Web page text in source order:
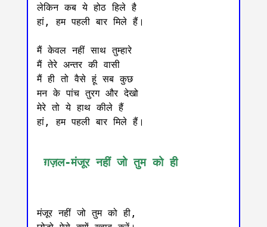
लेकिन कब ये होठ हिले है
हां, हम पहली ‌बार मिले हैं।
मैं केवल नहीं साथ तुम्हारे
मैं तेरे अन्तर की वासी
मैं ही तो वैसे हूं सब कुछ
मन के पांच तुरग और देखो
मेरे तो ये हाथ कीले हैं
हां, हम पहली ‌बार मिले हैं।
ग़ज़ल-मंजूर नहीं जो तुम को ही
मंजूर नहीं जो तुम को ही,